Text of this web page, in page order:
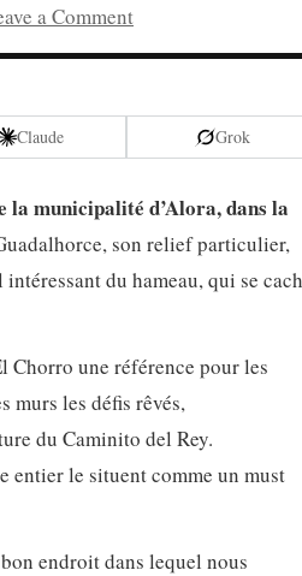
a Comment
Claude Grok
la municipalité d’Alora, dans la
son relief particulier,
du hameau, qui se
Chorro une référence pour les
murs les défis rêvés,
du Caminito del Rey.
entier le situent comme un must
endroit dans lequel nous